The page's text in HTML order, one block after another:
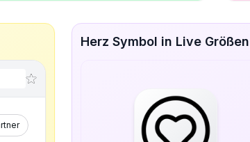
Herz Symbol in Live Größen